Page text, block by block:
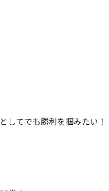
してでも勝利を掴みたい！